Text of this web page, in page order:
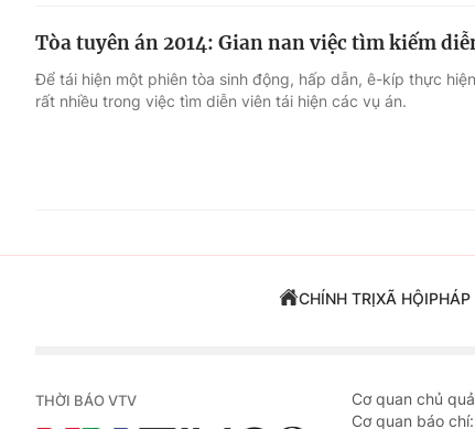
Tòa tuyên án 2014: Gian nan việc tìm kiếm
Để tái hiện một phiên tòa sinh động, hấp dẫn, ê-kíp thực
rất nhiều trong việc tìm diễn viên tái hiện các vụ án.
CHÍNH TRỊXÃ HỘIPHÁP
THỜI BÁO VTV Cơ quan chủ
Cơ quan báo chí: